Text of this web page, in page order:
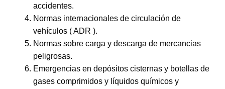
accidentes.
Normas internacionales de circulación de
vehículos ( ADR ).
Normas sobre carga y descarga de mercancias
peligrosas.
Emergencias en depósitos cisternas y botellas de
gases comprimidos y líquidos químicos y